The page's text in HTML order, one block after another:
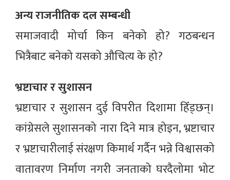
अन्य राजनीतिक दल सम्बन्धी
समाजवादी मोर्चा किन बनेको हो? गठबन्धन
भित्रैबाट बनेको यसको औचित्य के हो?
भ्रष्टाचार र सुशासन
भ्रष्टाचार र सुशासन दुई विपरीत दिशामा हिँड्छन्।
कांग्रेसले सुशासनको नारा दिने मात्र होइन, भ्रष्टाचार
र भ्रष्टाचारीलाई संरक्षण किमार्थ गर्दैन भन्ने विश्वासको
वातावरण निर्माण नगरी जनताको घरदैलोमा भोट